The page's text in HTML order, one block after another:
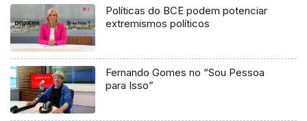
Políticas do BCE podem potenciar
extremismos políticos
Fernando Gomes no “Sou Pessoa
para Isso”